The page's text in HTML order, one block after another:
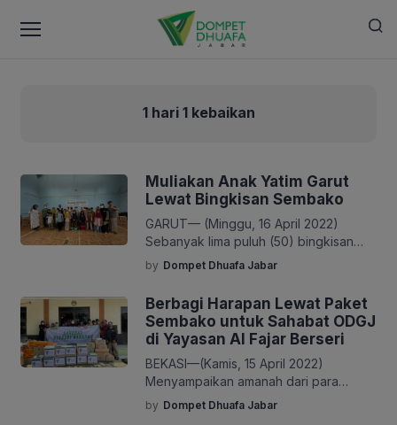
1 hari 1 kebaikan
Muliakan Anak Yatim Garut
Lewat Bingkisan Sembako
GARUT— (Minggu, 16 April 2022)
Sebanyak lima puluh (50) bingkisan
sembako disalurkan untuk anak-anak
yatim dan yatim piatu di Desa Cibunar,
Kecamatan Cibatu, Kota Garut.
Bingkisan berisikan bahan pokok
makanan ini merupakan pemberian dari
orang-orang baik yang diperantarakan
lewat Dompet Dhuafa Jawa Barat.
Terlihat antusias dan rasa bahagia di
raut muka adik-adik yatim dan yatim […]
by Dompet Dhuafa Jabar
Berbagi Harapan Lewat Paket
Sembako untuk Sahabat ODGJ
di Yayasan Al Fajar Berseri
BEKASI—(Kamis, 15 April 2022)
Menyampaikan amanah dari para
donatur, tim program Dompet Dhuafa
Jawa Barat berhasil menyalurkan
by Dompet Dhuafa Jabar